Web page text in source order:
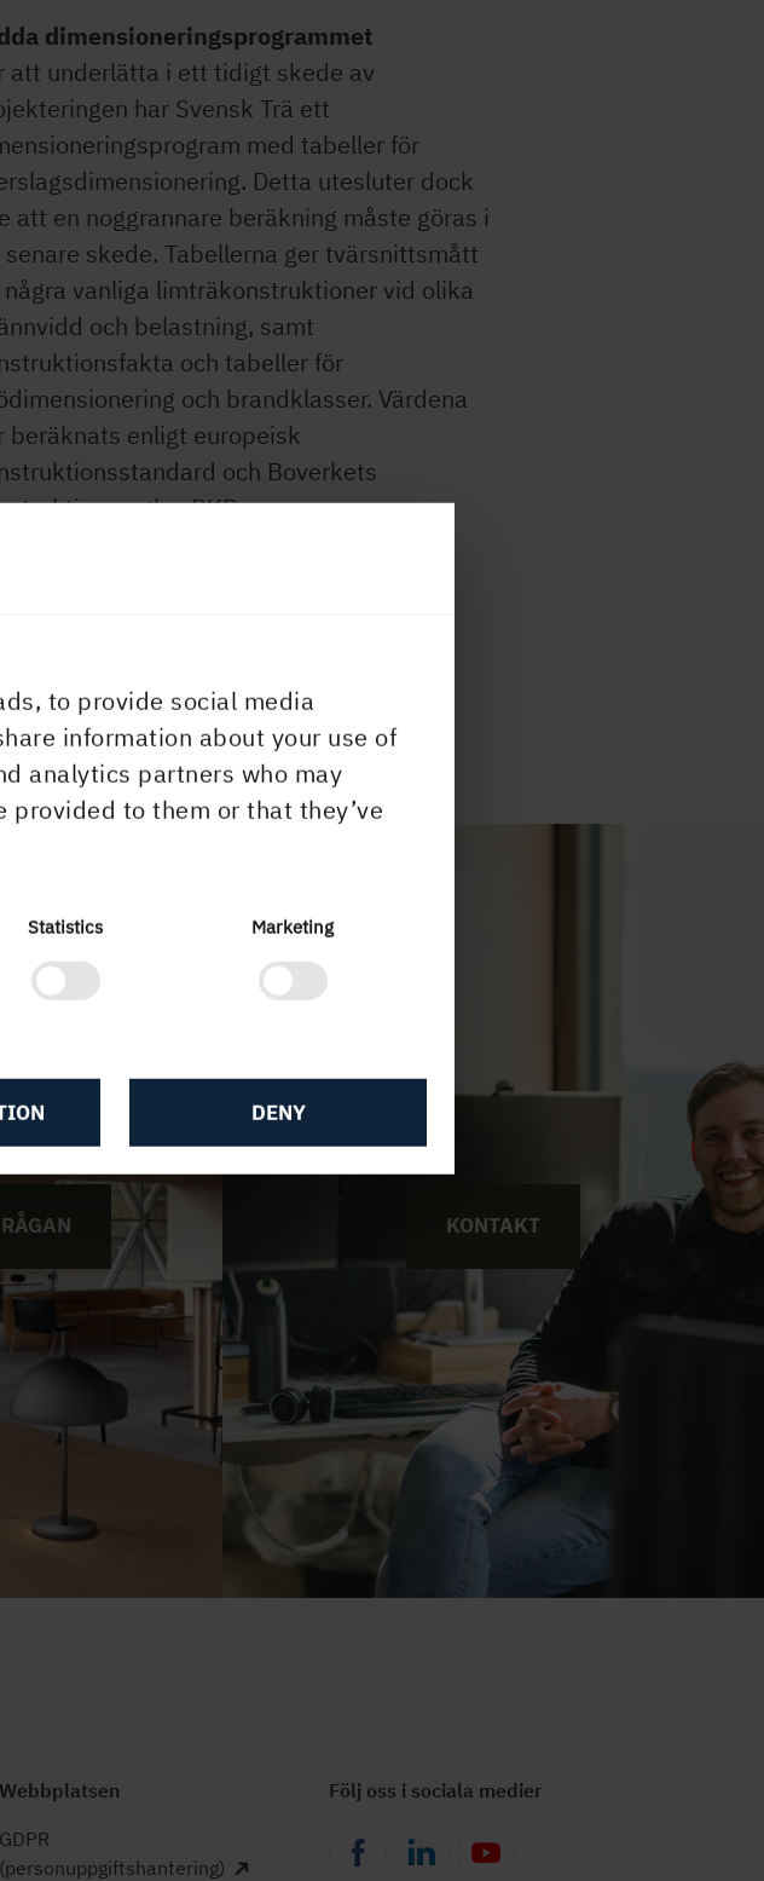
to provide social media
information about your use of
analytics partners who may
to them or that they’ve
Statistics Marketing
DENY
dimensioneringsprogrammet
att underlätta i ett tidigt skede av
har Svensk Trä ett
med tabeller för
Detta utesluter dock
att en noggrannare beräkning måste göras i
skede. Tabellerna ger tvärsnittsmått
några vanliga limträkonstruktioner vid olika
och belastning, samt
och tabeller för
och brandklasser. Värdena
beräknats enligt europeisk
och Boverkets
BKR.
KONTAKT
Webbplatsen
GDPR
(personuppgiftshantering)
Följ oss i sociala medier